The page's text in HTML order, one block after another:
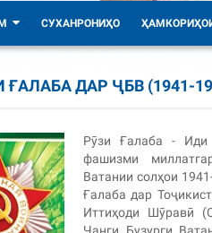
СУХАНРОНИҲО
ДАР ҶБВ (1941-
Рӯзи Ғалаба -
фашизми
Ватании солҳои
Ғалаба дар
Иттиҳоди Шӯравӣ